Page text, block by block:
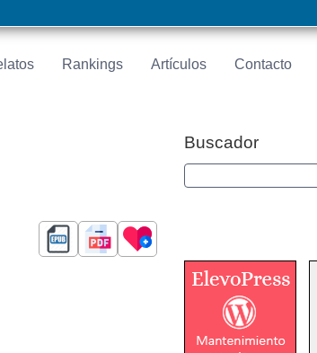
Rankings Artículos Contacto
Buscador